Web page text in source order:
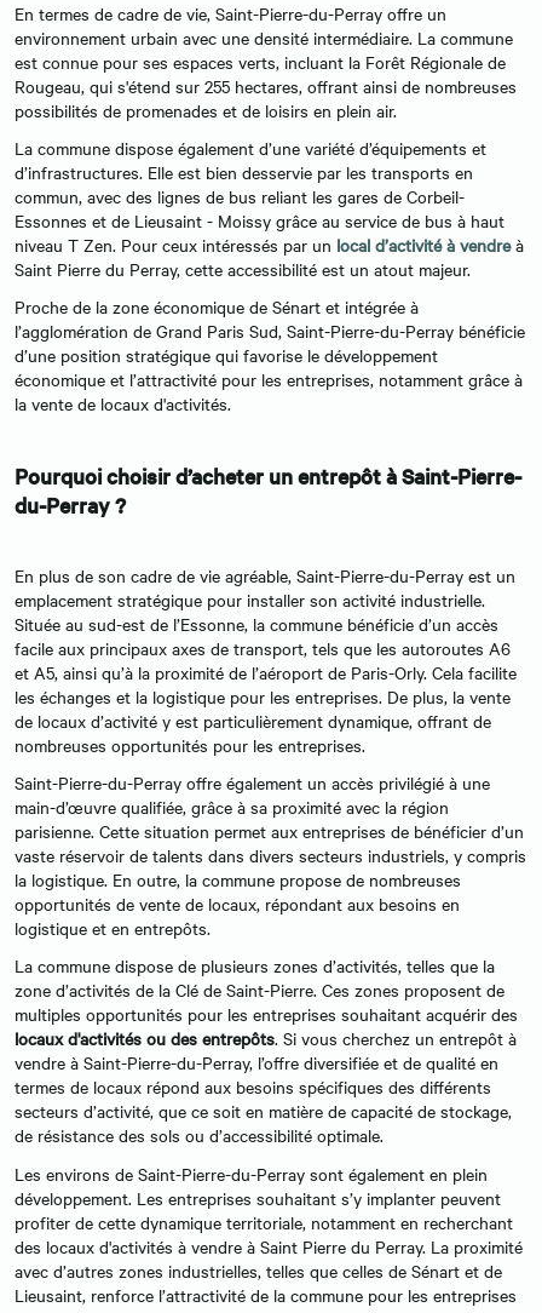
En termes de cadre de vie, Saint-Pierre-du-Perray offre un
environnement urbain avec une densité intermédiaire. La commune
est connue pour ses espaces verts, incluant la Forêt Régionale de
Rougeau, qui s'étend sur 255 hectares, offrant ainsi de nombreuses
possibilités de promenades et de loisirs en plein air.
La commune dispose également d’une variété d’équipements et
d’infrastructures. Elle est bien desservie par les transports en
commun, avec des lignes de bus reliant les gares de Corbeil-
Essonnes et de Lieusaint - Moissy grâce au service de bus à haut
niveau T Zen. Pour ceux intéressés par un local d’activité à vendreà
Saint Pierre du Perray, cette accessibilité est un atout majeur.
Proche de la zone économique de Sénart et intégrée à
l’agglomération de Grand Paris Sud, Saint-Pierre-du-Perray bénéficie
d’une position stratégique qui favorise le développement
économique et l’attractivité pour les entreprises, notamment grâce à
la vente de locaux d'activités.
Pourquoi choisir d’acheter un entrepôt à Saint-Pierre-
du-Perray ?
En plus de son cadre de vie agréable, Saint-Pierre-du-Perray est un
emplacement stratégique pour installer son activité industrielle.
Située au sud-est de l’Essonne, la commune bénéficie d’un accès
facile aux principaux axes de transport, tels que les autoroutes A6
et A5, ainsi qu’à la proximité de l’aéroport de Paris-Orly. Cela facilite
les échanges et la logistique pour les entreprises. De plus, la vente
de locaux d’activité y est particulièrement dynamique, offrant de
nombreuses opportunités pour les entreprises.
Saint-Pierre-du-Perray offre également un accès privilégié à une
main-d’œuvre qualifiée, grâce à sa proximité avec la région
parisienne. Cette situation permet aux entreprises de bénéficier d’un
vaste réservoir de talents dans divers secteurs industriels, y compris
la logistique. En outre, la commune propose de nombreuses
opportunités de vente de locaux, répondant aux besoins en
logistique et en entrepôts.
La commune dispose de plusieurs zones d’activités, telles que la
zone d’activités de la Clé de Saint-Pierre. Ces zones proposent de
multiples opportunités pour les entreprises souhaitant acquérir des
locaux d'activités ou des entrepôts. Si vous cherchez un entrepôt à
vendre à Saint-Pierre-du-Perray, l’offre diversifiée et de qualité en
termes de locaux répond aux besoins spécifiques des différents
secteurs d’activité, que ce soit en matière de capacité de stockage,
de résistance des sols ou d’accessibilité optimale.
Les environs de Saint-Pierre-du-Perray sont également en plein
développement. Les entreprises souhaitant s’y implanter peuvent
profiter de cette dynamique territoriale, notamment en recherchant
des locaux d'activités à vendre à Saint Pierre du Perray. La proximité
avec d’autres zones industrielles, telles que celles de Sénart et de
Lieusaint, renforce l’attractivité de la commune pour les entreprises